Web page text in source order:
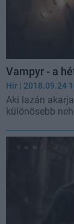
Vampyr - a
Hír | 2018.09.24
Aki lazán
különösebb